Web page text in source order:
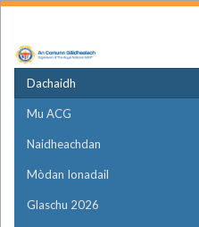
Dachaidh
Mu ACG
Naidheachdan
Mòdan Ionadail
Glaschu 2026